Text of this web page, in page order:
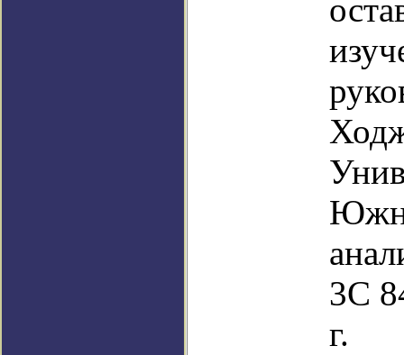
3C
г.